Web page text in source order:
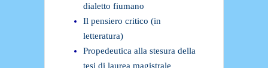
dialetto fiumano
Il pensiero critico (in
letteratura)
Propedeutica alla stesura della
tesi di laurea magistrale